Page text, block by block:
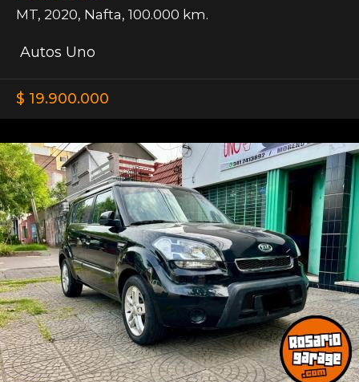
MT, 2020, Nafta, 100.000 km.
Autos Uno
$ 19.900.000